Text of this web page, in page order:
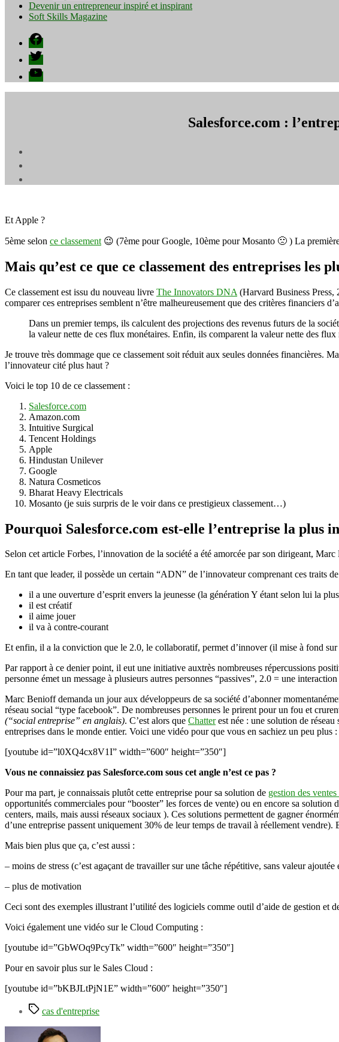
Devenir un entrepreneur inspiré et inspirant
Soft Skills Magazine
Facebook
Twitter
YouTube
Salesforce.com :
Et Apple ?
5ème selon ce classement 😉 (7ème pour Google, 10ème pour Mosanto 🙁 ) La
Mais qu’est ce que ce classement des entreprises les
Ce classement est issu du nouveau livre The Innovators DNA (Harvard Business Press,
comparer ces entreprises semblent n’être malheureusement que des critères financiers
Dans un premier temps, ils calculent des projections des revenus futurs de la
la valeur nette de ces flux monétaires. Enfin, ils comparent la valeur nette des
Je trouve très dommage que ce classement soit réduit aux seules données financières.
l’innovateur cité plus haut ?
Voici le top 10 de ce classement :
Salesforce.com
Amazon.com
Intuitive Surgical
Tencent Holdings
Apple
Hindustan Unilever
Google
Natura Cosmeticos
Bharat Heavy Electricals
Mosanto (je suis surpris de le voir dans ce prestigieux classement…)
Pourquoi Salesforce.com est-elle l’entreprise la plus
Selon cet article Forbes, l’innovation de la société a été amorcée par son dirigeant,
En tant que leader, il possède un certain “ADN” de l’innovateur comprenant ces traits
il a une ouverture d’esprit envers la jeunesse (la génération Y étant selon lui la
il est créatif
il aime jouer
il va à contre-courant
Et enfin, il a la conviction que le 2.0, le collaboratif, permet d’innover (il mise à fond sur
Par rapport à ce denier point, il eut une initiative auxtrès nombreuses répercussions
personne émet un message à plusieurs autres personnes “passives”, 2.0 = une
Marc Benioff demanda un jour aux développeurs de sa société d’abonner
réseau social “type facebook”. De nombreuses personnes le prirent pour un fou et
(“social entreprise” en anglais). C’est alors que Chatterest née : une solution de
entreprises dans le monde entier. Voici une vidéo pour que vous en sachiez un peu plus :
[youtube id=”l0XQ4cx8V1I” width=”600″ height=”350″]
Vous ne connaissiez pas Salesforce.com sous cet angle n’est ce pas ?
Pour ma part, je connaissais plutôt cette entreprise pour sa solution de gestion des
opportunités commerciales pour “booster” les forces de vente) ou en encore sa solution
centers, mails, mais aussi réseaux sociaux ). Ces solutions permettent de gagner
d’une entreprise passent uniquement 30% de leur temps de travail à réellement vendre).
Mais bien plus que ça, c’est aussi :
– moins de stress (c’est agaçant de travailler sur une tâche répétitive, sans valeur ajoutée
– plus de motivation
Ceci sont des exemples illustrant l’utilité des logiciels comme outil d’aide de gestion et
Voici également une vidéo sur le Cloud Computing :
[youtube id=”GbWOq9PcyTk” width=”600″ height=”350″]
Pour en savoir plus sur le Sales Cloud :
[youtube id=”bKBJLtPjN1E” width=”600″ height=”350″]
Étiquettes
cas d'entreprise